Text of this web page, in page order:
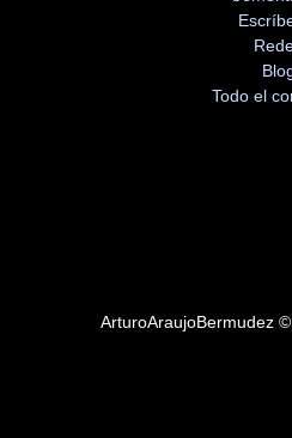
Todo el
ArturoAraujoBermudez